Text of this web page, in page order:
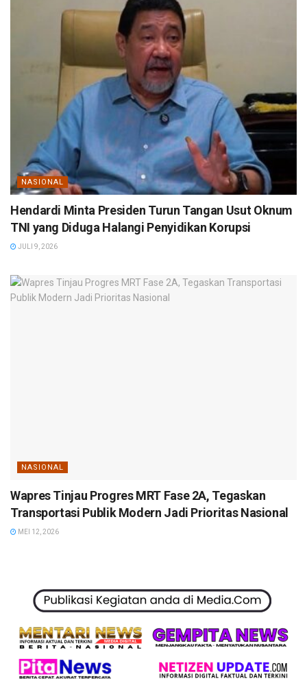
NASIONAL
Hendardi Minta Presiden Turun Tangan Usut Oknum
TNI yang Diduga Halangi Penyidikan Korupsi
JULI 9, 2026
NASIONAL
Wapres Tinjau Progres MRT Fase 2A, Tegaskan
Transportasi Publik Modern Jadi Prioritas Nasional
MEI 12, 2026